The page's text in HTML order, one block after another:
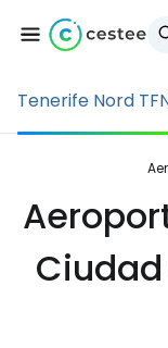
Tenerife Nord
Ciudad
...